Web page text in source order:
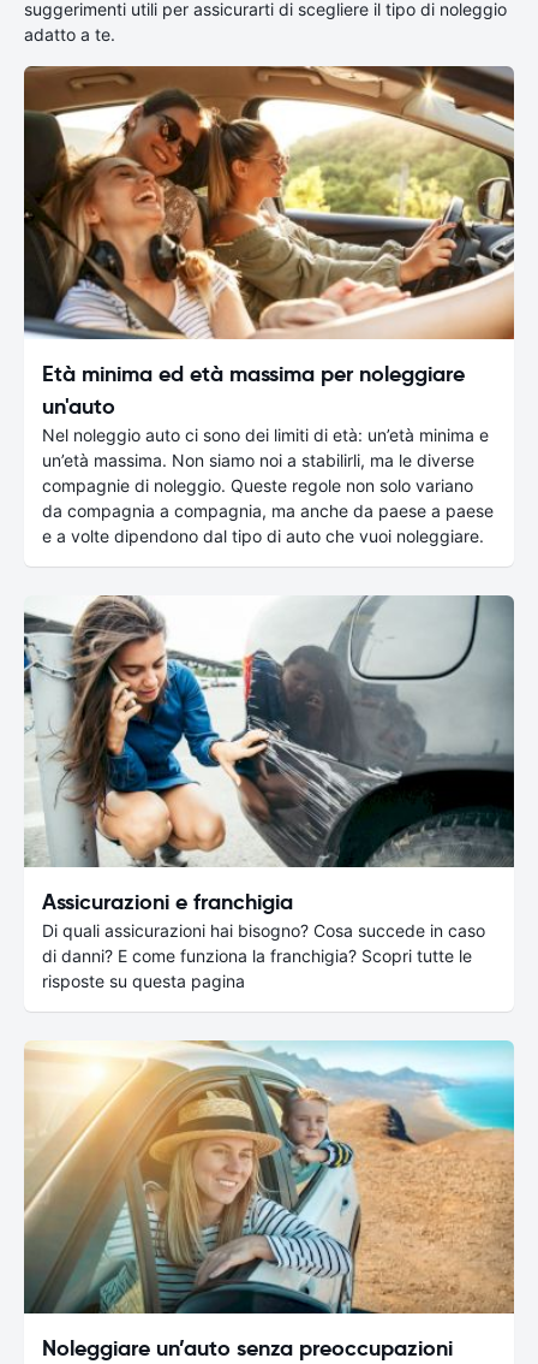
suggerimenti utili per assicurarti di scegliere il tipo di noleggio
adatto a te.
Età minima ed età massima per noleggiare
un'auto
Nel noleggio auto ci sono dei limiti di età: un’età minima e
un’età massima. Non siamo noi a stabilirli, ma le diverse
compagnie di noleggio. Queste regole non solo variano
da compagnia a compagnia, ma anche da paese a paese
e a volte dipendono dal tipo di auto che vuoi noleggiare.
Assicurazioni e franchigia
Di quali assicurazioni hai bisogno? Cosa succede in caso
di danni? E come funziona la franchigia? Scopri tutte le
risposte su questa pagina
Noleggiare un’auto senza preoccupazioni